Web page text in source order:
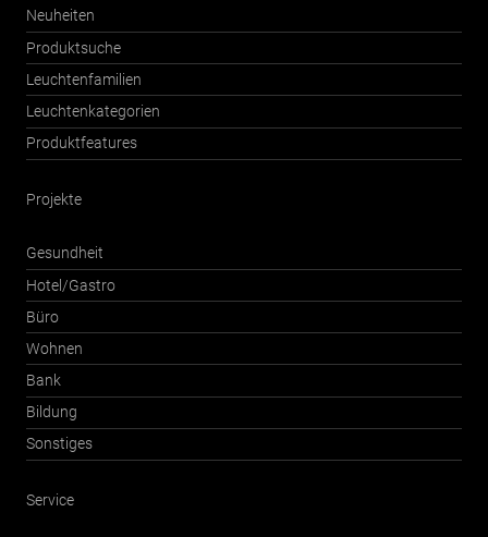
Neuheiten
Produktsuche
Leuchtenfamilien
Leuchtenkategorien
Produktfeatures
Projekte
Gesundheit
Hotel/Gastro
Büro
Wohnen
Bank
Bildung
Sonstiges
Service